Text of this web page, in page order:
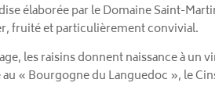
élaborée par le Domaine Saint-
fruité et particulièrement convivial.
les raisins donnent naissance à un
« Bourgogne du Languedoc », le